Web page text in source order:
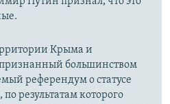
Крыма и
большинством
референдум о статусе
результатам которого